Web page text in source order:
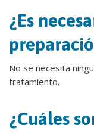
¿Es
No se necesita
tratamiento.
¿Cuáles